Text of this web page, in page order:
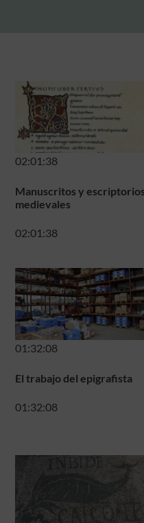
02:01:38
Manuscritos y
medievales
02:01:38
01:32:08
El trabajo del epigrafista
01:32:08